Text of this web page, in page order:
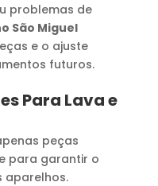
problemas de
São Miguel
e o ajuste
futuros.
Para Lava e
peças
para garantir o
aparelhos.